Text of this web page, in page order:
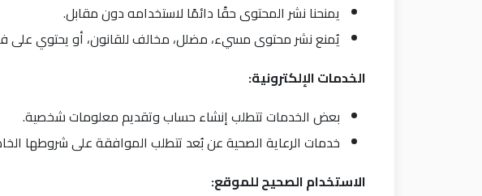
يمنحنا نشر المحتوى حقًا دائمًا لاستخدامه دون مقابل.
يُمنع نشر محتوى مسيء، مضلل، مخالف للقانون، أو يحتوي على
الخدمات الإلكترونية:
بعض الخدمات تتطلب إنشاء حساب وتقديم معلومات شخصية.
خدمات الرعاية الصحية عن بُعد تتطلب الموافقة على شروطها
الاستخدام الصحيح للموقع: